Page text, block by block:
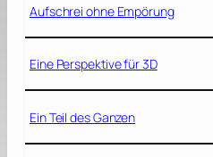
Aufschrei ohne Empörung
Eine Perspektive für 3D
Ein Teil des Ganzen